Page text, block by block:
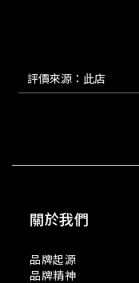
關於我們
品牌起源
品牌精神